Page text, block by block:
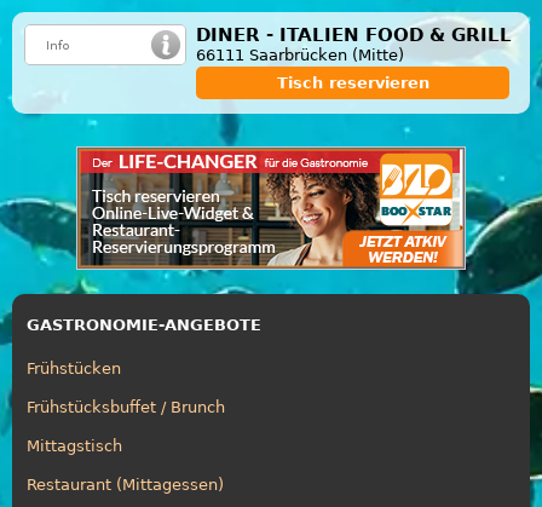
DINER - ITALIEN FOOD & GRILL
66111 Saarbrücken (Mitte)
Tisch reservieren
GASTRONOMIE-ANGEBOTE
Frühstücken
Frühstücksbuffet / Brunch
Mittagstisch
Restaurant (Mittagessen)